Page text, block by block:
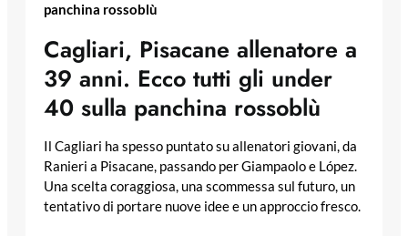
panchina rossoblù
Cagliari, Pisacane allenatore a
39 anni. Ecco tutti gli under
40 sulla panchina rossoblù
Il Cagliari ha spesso puntato su allenatori giovani, da
Ranieri a Pisacane, passando per Giampaolo e López.
Una scelta coraggiosa, una scommessa sul futuro, un
tentativo di portare nuove idee e un approccio fresco.